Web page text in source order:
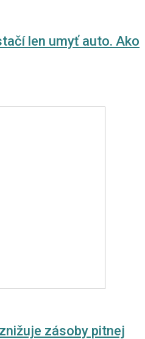
len umyť auto. Ako
zásoby pitnej